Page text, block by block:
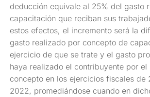
deducción equivale al 25% del gasto
capacitación que reciban sus
estos efectos, el incremento será la
gasto realizado por concepto de
ejercicio de que se trate y el gasto
haya realizado el contribuyente por el
concepto en los ejercicios fiscales de
2022, promediándose cuando en